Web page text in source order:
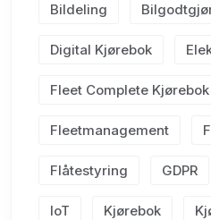
Bildeling
Digital Kjørebok
Fleet Complete Kjørebok
Fleetmanagement
Flåtestyring GDPR
IoT Kjørebok